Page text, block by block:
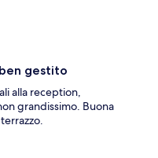
gestito
alla reception,
grandissimo. Buona